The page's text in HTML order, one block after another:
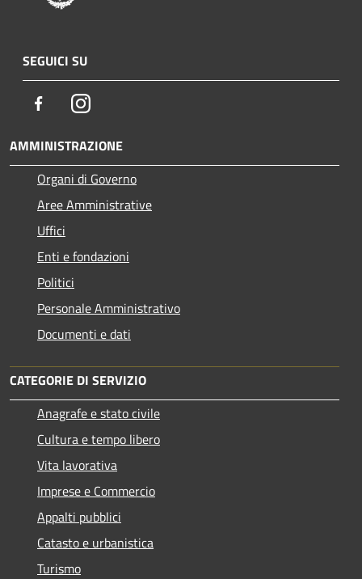
SEGUICI SU
FacebookInstagram
AMMINISTRAZIONE
Organi di Governo
Aree Amministrative
Uffici
Enti e fondazioni
Politici
Personale Amministrativo
Documenti e dati
CATEGORIE DI SERVIZIO
Anagrafe e stato civile
Cultura e tempo libero
Vita lavorativa
Imprese e Commercio
Appalti pubblici
Catasto e urbanistica
Turismo